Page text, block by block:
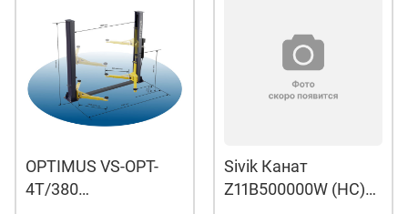
OPTIMUS VS-OPT-
4T/380
Sivik Канат
Z11B500000W (НС)